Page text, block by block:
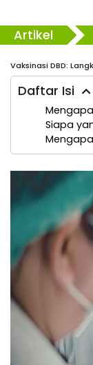
Artikel
Demam
Vaksinasi DBD:
Daftar Isi
Siapa